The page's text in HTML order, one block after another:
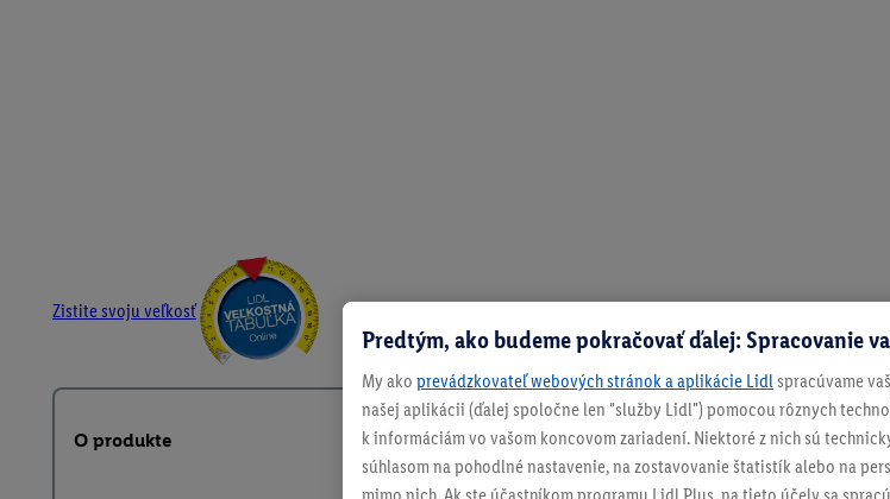
Zistite svoju veľkosť
O produkte
Predtým, ako budeme pokračovať ďalej: Spracovanie
My ako prevádzkovateľ webových stránok a aplikácie Lidl spracúvame
našej aplikácii (ďalej spoločne len "služby Lidl") pomocou rôznych
k informáciám vo vašom koncovom zariadení. Niektoré z nich sú
súhlasom na pohodlné nastavenie, na zostavovanie štatistík alebo na
mimo nich. Ak ste účastníkom programu Lidl Plus, na tieto účely sa